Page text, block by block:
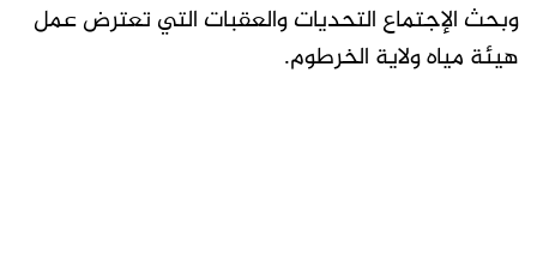
وبحث الإجتماع التحديات والعقبات التي تعترض عمل
هيئة مياه ولاية الخرطوم.